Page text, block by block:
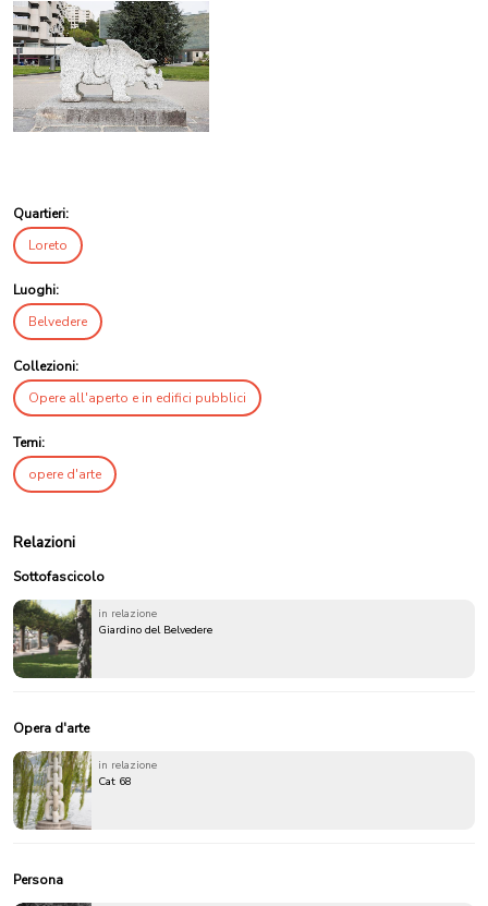
Quartieri:
Loreto
Luoghi:
Belvedere
Collezioni:
Opere all'aperto e in edifici pubblici
Temi:
opere d'arte
Relazioni
Sottofascicolo
in relazione
Giardino del Belvedere
Opera d'arte
in relazione
Cat 68
Persona